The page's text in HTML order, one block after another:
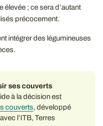
; ce sera d’autant
précocement.
intégrer des légumineuses
ses couverts
à la décision est
couverts, développé
l’ITB, Terres